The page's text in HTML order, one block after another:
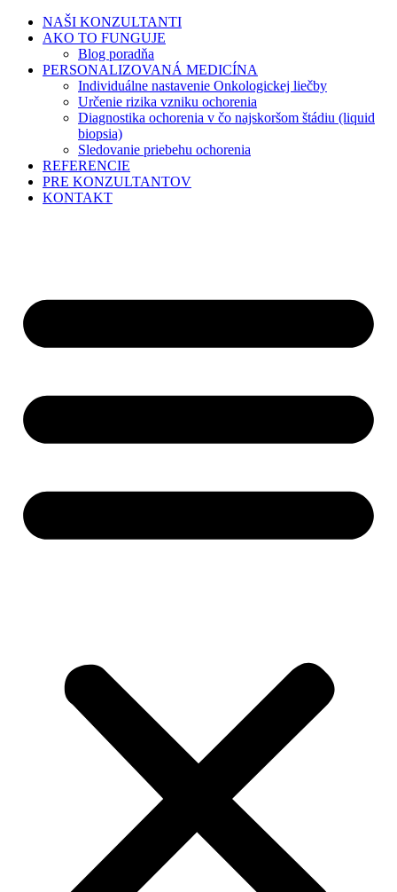
NAŠI KONZULTANTI
AKO TO FUNGUJE
Blog poradňa
PERSONALIZOVANÁ MEDICÍNA
Individuálne nastavenie Onkologickej liečby
Určenie rizika vzniku ochorenia
Diagnostika ochorenia v čo najskoršom štádiu (liquid
biopsia)
Sledovanie priebehu ochorenia
REFERENCIE
PRE KONZULTANTOV
KONTAKT